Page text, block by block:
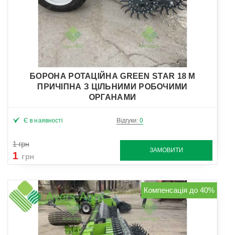
БОРОНА РОТАЦІЙНА GREEN STAR 18 М
ПРИЧІПНА З ЦІЛЬНИМИ РОБОЧИМИ
ОРГАНАМИ
Є в наявності Відгуки: 0
1грн
1 грн
ЗАМОВИТИ
Компенсація до 40%